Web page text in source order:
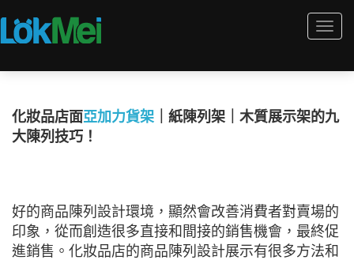
化妝品店面亞加力貨架 ｜紙陳列架｜木質展示架的九
大陳列技巧！
好的商品陳列設計環境，顯然會改善消費者對賣場的
印象，從而創造很多直接和間接的銷售機會，最終促
進銷售。化妝品店的商品陳列設計展示有很多方法和